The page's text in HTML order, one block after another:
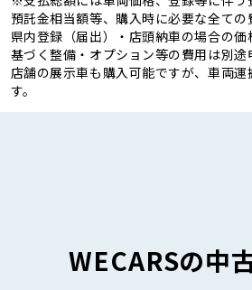
預託金相当額等、購入時に必要な全ての
県内登録（届出）・店頭納車の場合の
基づく整備・オプション等の費用は別
店舗の展示車も購入可能ですが、車両
す。
WECARSの中